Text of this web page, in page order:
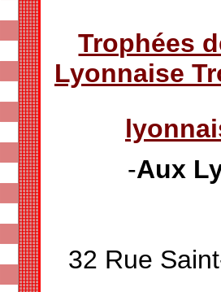
Trophées
Lyonnaise
-Aux
32 Rue